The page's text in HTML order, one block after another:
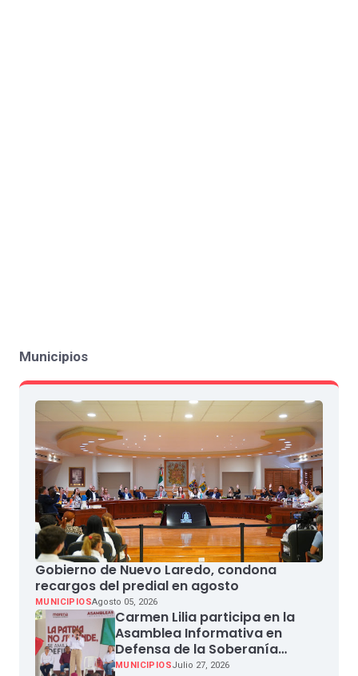
Municipios
Gobierno de Nuevo Laredo, condona
recargos del predial en agosto
MUNICIPIOSAgosto 05, 2026
Carmen Lilia participa en la
Asamblea Informativa en
Defensa de la Soberanía
Nacional en Miguel Aleman
MUNICIPIOSJulio 27, 2026